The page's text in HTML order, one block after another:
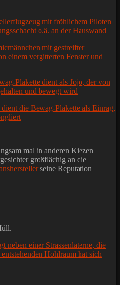
mal in anderen Kiezen
großflächig an die
seine Reputation